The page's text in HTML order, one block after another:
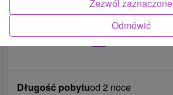
Zdjęcia od klientów+11
Długość pobytuod 2 noce
Odmówić
Zezwól zaznaczone